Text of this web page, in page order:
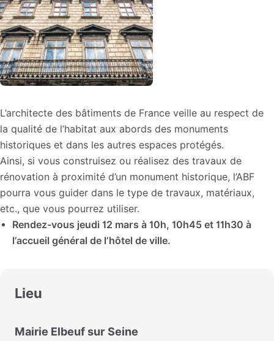
L’architecte des bâtiments de France veille au respect de
la qualité de l’habitat aux abords des monuments
historiques et dans les autres espaces protégés.
Ainsi, si vous construisez ou réalisez des travaux de
rénovation à proximité d’un monument historique, l’ABF
pourra vous guider dans le type de travaux, matériaux,
etc., que vous pourrez utiliser.
Rendez-vous jeudi 12 mars à 10h, 10h45 et 11h30 à
l’accueil général de l’hôtel de ville.
Lieu
Mairie Elbeuf sur Seine